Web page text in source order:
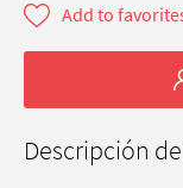
Add to
Descripción